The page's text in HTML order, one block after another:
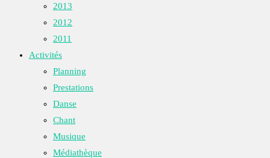
2013
2012
2011
Activités
Planning
Prestations
Danse
Chant
Musique
Médiathèque